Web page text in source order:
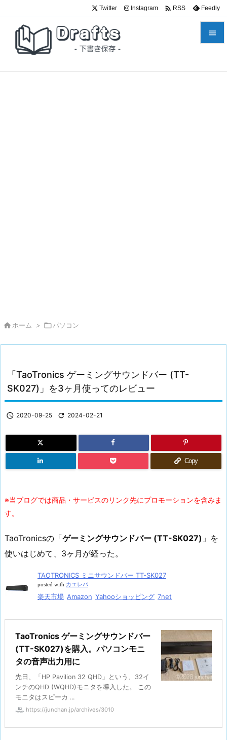

Twitter Instagram  RSS Feedly
 ホーム > パソコン
「TaoTronics ゲーミングサウンドバー (TT-
SK027)」を3ヶ月使ってのレビュー
 2020-09-25  2024-02-21
Copy
※当ブログでは商品・サービスのリンク先にプロモーションを含みま
す。
TaoTronicsの「ゲーミングサウンドバー (TT-SK027) 」を
使いはじめて、3ヶ月が経った。
TAOTRONICS ミニサウンドバー TT-SK027
posted with カエレバ
楽天市場 Amazon Yahooショッピング 7net
TaoTronics ゲーミングサウンドバー
(TT-SK027)を購入。パソコンモニ
タの音声出力用に
先日、「HP Pavilion 32 QHD」という、32イ
ンチのQHD (WQHD)モニタを導入した。 この
モニタはスピーカ ...
https://junchan.jp/archives/3010